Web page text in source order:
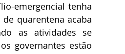
emergencial tenha
quarentena acaba
as atividades se
governantes estão